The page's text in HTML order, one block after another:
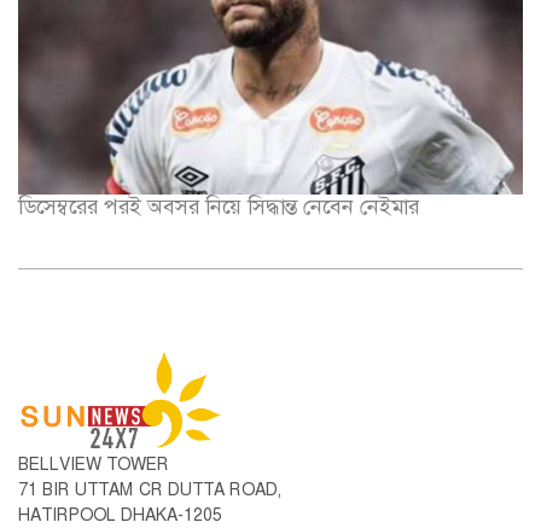
ডিসেম্বরের পরই অবসর নিয়ে সিদ্ধান্ত নেবেন নেইমার
BELLVIEW TOWER
71 BIR UTTAM CR DUTTA ROAD,
HATIRPOOL DHAKA-1205